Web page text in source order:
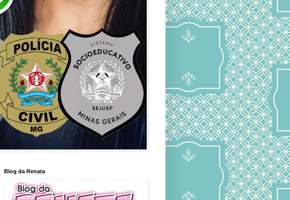
Blog da Renata